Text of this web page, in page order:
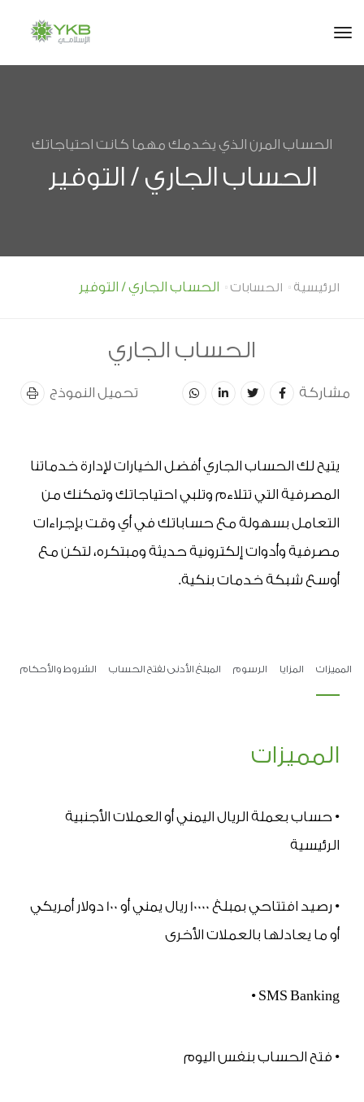
الحساب المرن الذي يخدمك مهما كانت احتياجاتك
الحساب الجاري / التوفير
الرئيسية الحسابات الحساب الجاري / التوفير
الحساب الجاري
مشاركة تحميل النموذج
أوسع شبكة خدمات بنكية.
المميزات المزايا الرسوم المبلغ الأدنى لفتح الحساب الشروط والأحكام
المميزات
الرئيسية
أو ما يعادلها بالعملات الأخرى
• SMS Banking
• فتح الحساب بنفس اليوم